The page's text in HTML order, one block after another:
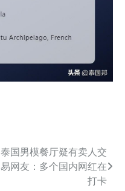
泰国男模餐厅疑有卖人交
易网友：多个国内网红在
打卡